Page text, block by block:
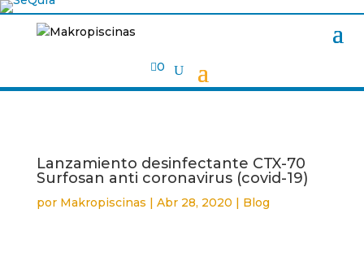
0
Lanzamiento desinfectante CTX-70
Surfosan anti coronavirus (covid-19)
por Makropiscinas | Abr 28, 2020 | Blog